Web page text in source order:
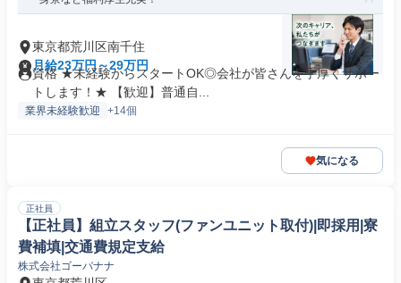
東京都荒川区南千住
月給23万円～29万円
資格 ★未経験からスタートOK◎会社が皆さんを手厚くサポー
トします！★ 【歓迎】普通自...
業界未経験歓迎 +14個
気になる
正社員
【正社員】組立スタッフ(ファンユニット取付)|即採用|寮
費補填|交通費規定支給
株式会社ゴーバナナ